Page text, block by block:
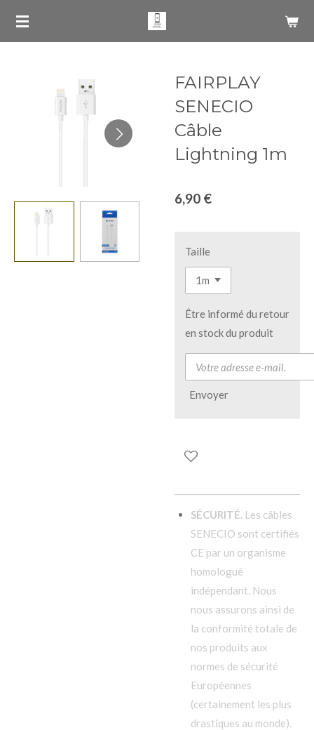
Passer
FAIRPLAY
SENECIO
Câble
Lightning 1m
6,90 €
Taille
Être informé du retour
en stock du produit
Envoyer
SÉCURITÉ. Les câbles
SENECIO sont certifiés
CE par un organisme
homologué
indépendant. Nous
nous assurons ainsi de
la conformité totale de
nos produits aux
normes de sécurité
Européennes
(certainement les plus
drastiques au monde).